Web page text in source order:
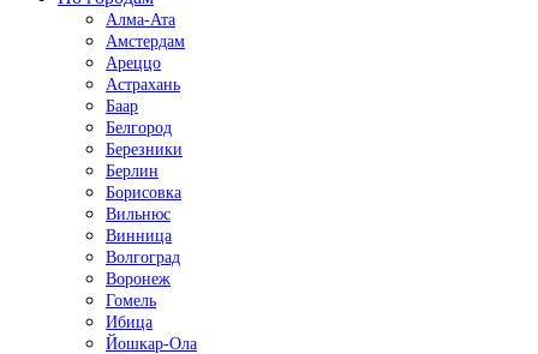
Алма-Ата
Амстердам
Ареццо
Астрахань
Баар
Белгород
Березники
Берлин
Борисовка
Вильнюс
Винница
Волгоград
Воронеж
Гомель
Ибица
Йошкар-Ола